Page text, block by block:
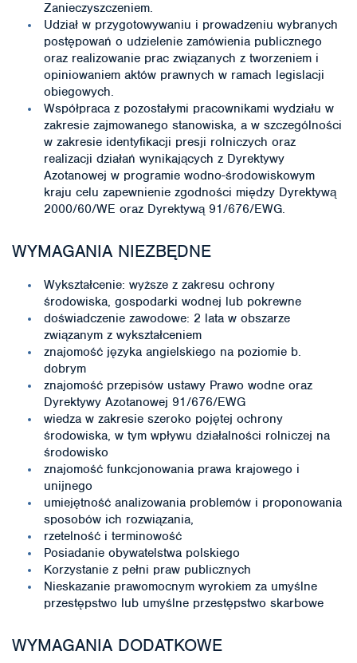
Zanieczyszczeniem.
Udział w przygotowywaniu i prowadzeniu wybranych
postępowań o udzielenie zamówienia publicznego
oraz realizowanie prac związanych z tworzeniem i
opiniowaniem aktów prawnych w ramach legislacji
obiegowych.
Współpraca z pozostałymi pracownikami wydziału w
zakresie zajmowanego stanowiska, a w szczególności
w zakresie identyfikacji presji rolniczych oraz
realizacji działań wynikających z Dyrektywy
Azotanowej w programie wodno-środowiskowym
kraju celu zapewnienie zgodności między Dyrektywą
2000/60/WE oraz Dyrektywą 91/676/EWG.
WYMAGANIA NIEZBĘDNE
Wykształcenie: wyższe z zakresu ochrony
środowiska, gospodarki wodnej lub pokrewne
doświadczenie zawodowe: 2 lata w obszarze
związanym z wykształceniem
znajomość języka angielskiego na poziomie b.
dobrym
znajomość przepisów ustawy Prawo wodne oraz
Dyrektywy Azotanowej 91/676/EWG
wiedza w zakresie szeroko pojętej ochrony
środowiska, w tym wpływu działalności rolniczej na
środowisko
znajomość funkcjonowania prawa krajowego i
unijnego
umiejętność analizowania problemów i proponowania
sposobów ich rozwiązania,
rzetelność i terminowość
Posiadanie obywatelstwa polskiego
Korzystanie z pełni praw publicznych
Nieskazanie prawomocnym wyrokiem za umyślne
przestępstwo lub umyślne przestępstwo skarbowe
WYMAGANIA DODATKOWE